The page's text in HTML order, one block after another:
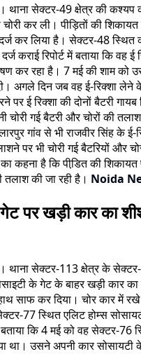
थाना सेक्टर-49 क्षेत्र की कश्यप
चोरी कर ली। पीड़ितों की
कर लिया है। सेक्टर-48 स्थित
कराई रिपोर्ट में बताया कि वह
कर रहा है। 7 मई की शाम को
अगले दिन जब वह ई-रिक्शा लेने
पर ई रिक्शा की दोनों बैटरी
चोरी गई बैटरी और चोरों की
गांव से भी राजवीर सिंह के ई-
पर भी चोरी गई बैटरियों और
कहना है कि पीडि़त की शिकायत
तलाश की जा रही है। Noida
पर खड़ी कार का
थाना सेक्टर-113 क्षेत्र के
के गेट के बाहर खड़ी कार का
साफ कर दिया। चोर कार में
77 स्थित एलिट होम्स
बताया कि 4 मई को वह सेक्टर-
था। उसने अपनी कार